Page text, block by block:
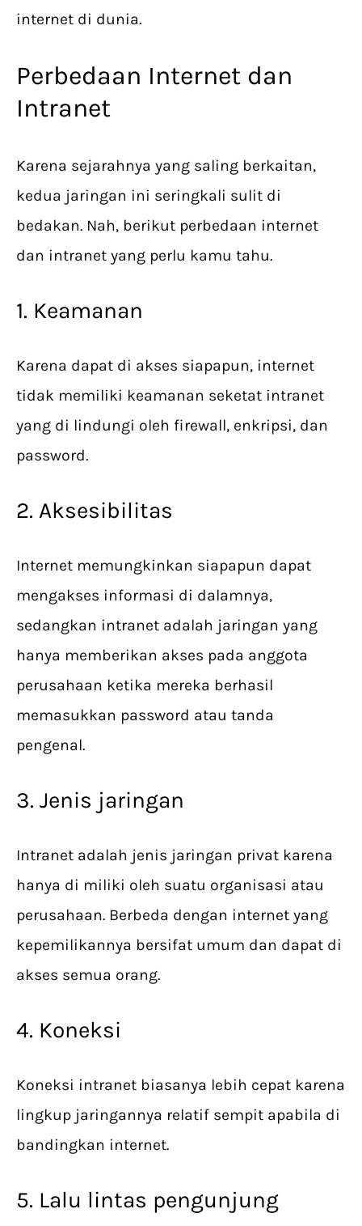
internet di dunia.
Perbedaan Internet dan
Intranet
Karena sejarahnya yang saling berkaitan,
kedua jaringan ini seringkali sulit di
bedakan. Nah, berikut perbedaan internet
dan intranet yang perlu kamu tahu.
1. Keamanan
Karena dapat di akses siapapun, internet
tidak memiliki keamanan seketat intranet
yang di lindungi oleh firewall, enkripsi, dan
password.
2. Aksesibilitas
Internet memungkinkan siapapun dapat
mengakses informasi di dalamnya,
sedangkan intranet adalah jaringan yang
hanya memberikan akses pada anggota
perusahaan ketika mereka berhasil
memasukkan password atau tanda
pengenal.
3. Jenis jaringan
Intranet adalah jenis jaringan privat karena
hanya di miliki oleh suatu organisasi atau
perusahaan. Berbeda dengan internet yang
kepemilikannya bersifat umum dan dapat di
akses semua orang.
4. Koneksi
Koneksi intranet biasanya lebih cepat karena
lingkup jaringannya relatif sempit apabila di
bandingkan internet.
5. Lalu lintas pengunjung